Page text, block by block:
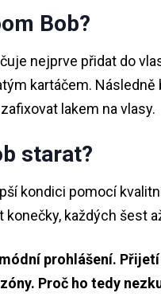
Bob?
nejprve přidat do
kartáčem.
lakem na vlasy.
starat?
kondici pomocí
každých šest
prohlášení.
Proč ho tedy